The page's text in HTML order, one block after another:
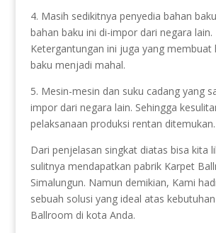
4. Masih sedikitnya penyedia bahan
bahan baku ini di-impor dari negara lain.
Ketergantungan ini juga yang membuat
baku menjadi mahal.
5. Mesin-mesin dan suku cadang yang
impor dari negara lain. Sehingga
pelaksanaan produksi rentan ditemukan.
Dari penjelasan singkat diatas bisa kita
sulitnya mendapatkan pabrik Karpet
Simalungun. Namun demikian, Kami
sebuah solusi yang ideal atas
Ballroom di kota Anda.